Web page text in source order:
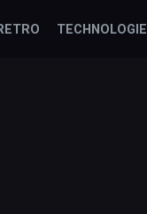
TECHNOLOGIE